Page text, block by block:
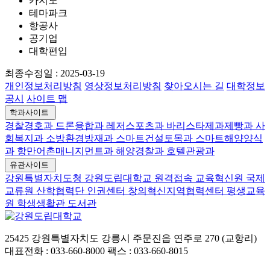
테마파크
항공사
공기업
대학편입
최종수정일 : 2025-03-19
개인정보처리방침 영상정보처리방침 찾아오시는 길 대학정보
공시 사이트 맵
학과사이트
경찰경호과 드론융합과 레저스포츠과 바리스타제과제빵과 사
회복지과 소방환경방재과 스마트건설토목과 스마트해양양식
과 항만어촌매니지먼트과 해양경찰과 호텔관광과
유관사이트
강원특별자치도청 강원도립대학교 원격접속 교육혁신원 국제
교류원 산학협력단 인권센터 창의혁신지역협력센터 평생교육
원 학생생활관 도서관
25425 강원특별자치도 강릉시 주문진읍 연주로 270 (교항리)
대표전화 : 033-660-8000 팩스 : 033-660-8015